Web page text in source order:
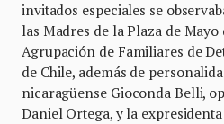
invitados especiales se
las Madres de la Plaza de
Agrupación de Familiares de
de Chile, además de
nicaragüense Gioconda Belli,
Daniel Ortega, y la